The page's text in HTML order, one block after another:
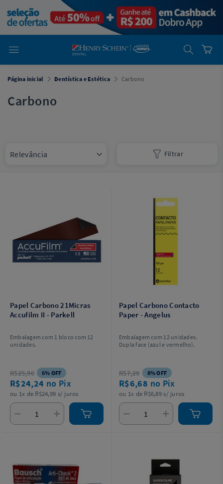
Dental
Cremer -
Henry Schein
Laboratório
Laboratório
emDental
Henry Schein
Você está
Página inicial Dentística e Estética Carbono
Carbono
Papel Carbono 21Micras
Accufilm II - Parkell
Embalagem com 1 bloco com 12
unidades.
R$25,90 6% OFF
R$24,24 no Pix
ou 1x de R$24,99 s/ juros
Papel Carbono Contacto
Paper - Angelus
Embalagem com 12 unidades.
Dupla face (azul e vermelho).
R$7,29 8% OFF
R$6,68 no Pix
ou 1x de R$6,89 s/ juros
Filtrar